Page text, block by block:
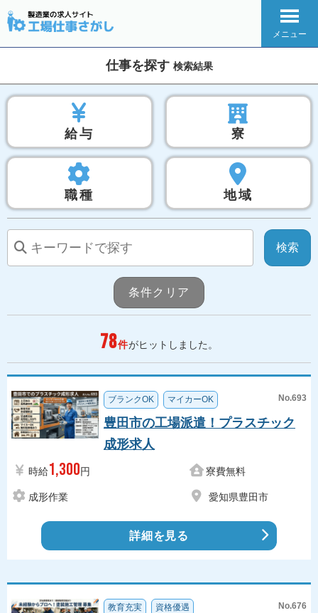
メニュー
仕事を探す 検索結果
給与 寮
職種 地域
条件クリア
78件がヒットしました。
ブランクOK マイカーOK No.693
豊田市の工場派遣！プラスチック
成形求人
時給1,300円 寮費無料
成形作業 愛知県豊田市
詳細を見る
教育充実 資格優遇 No.676